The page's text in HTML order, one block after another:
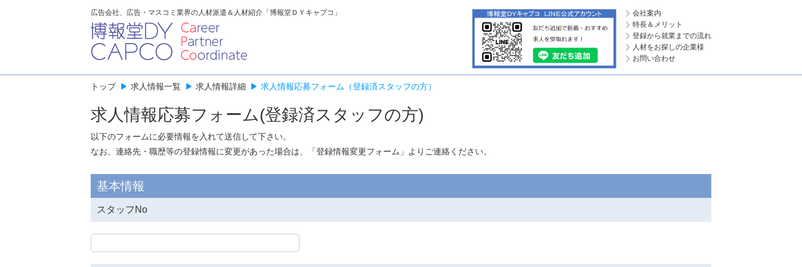
広告会社、広告・マスコミ業界の人材派遣＆人材紹介「博報堂ＤＹキャプコ」
会社案内
特長＆メリット
登録から就業までの流れ
人材をお探しの企業様
お問い合わせ
トップ ▶ 求人情報一覧 ▶ 求人情報詳細 ▶ 求人情報応募フォーム（登録済スタッフの方）
求人情報応募フォーム(登録済スタッフの方)
以下のフォームに必要情報を入れて送信して下さい。
なお、連絡先・職歴等の登録情報に変更があった場合は、「登録情報変更フォーム 」よりご連絡ください。
基本情報
スタッフNo